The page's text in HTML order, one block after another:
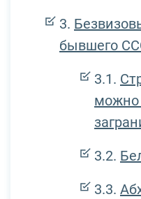
бывшего
можно